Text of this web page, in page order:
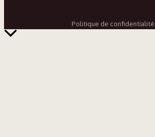
Politique de confidentialité